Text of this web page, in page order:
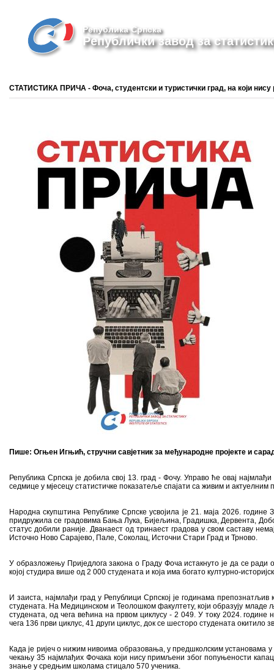
Република Српска
Републички завод за
СТАТИСТИКА ПРИЧА - Фоча, студентски и туристички град, на који нису
Пише: Огњен Игњић, стручни савјетник за међународне пројекте и
Република Српска је добила свој 13. град - Фочу. Управо ће овај
седмице у мјесецу статистичке показатеље спајати са живим и актуелним
Народна скупштина Републике Српске усвојила је 21. маја 2026.
придружила се градовима Бања Лука, Бијељина, Градишка, Дервента,
статус добили раније. Дванаест од тринаест градова у свом саставу
Источно Ново Сарајево, Пале, Соколац, Источни Стари Град и Трново.
У образложењу Приједлога закона о Граду Фоча истакнуто је да се ради о
којој студира више од 2 000 студената и која има богато културно-
И заиста, најмлађи град у Републици Српској је годинама
студената. На Медицинском и Теолошком факултету, који образују младе
студената, од чега већина на првом циклусу - 2 049. У току 2024.
чега 136 први циклус, 41 други циклус, док се шесторо студената окитило
Када је ријеч о нижим нивоима образовања, у предшколским установама у
чекању 35 најмлађих Фочака који нису примљени због попуњености
знање у средњим школама стицало 570 ученика.